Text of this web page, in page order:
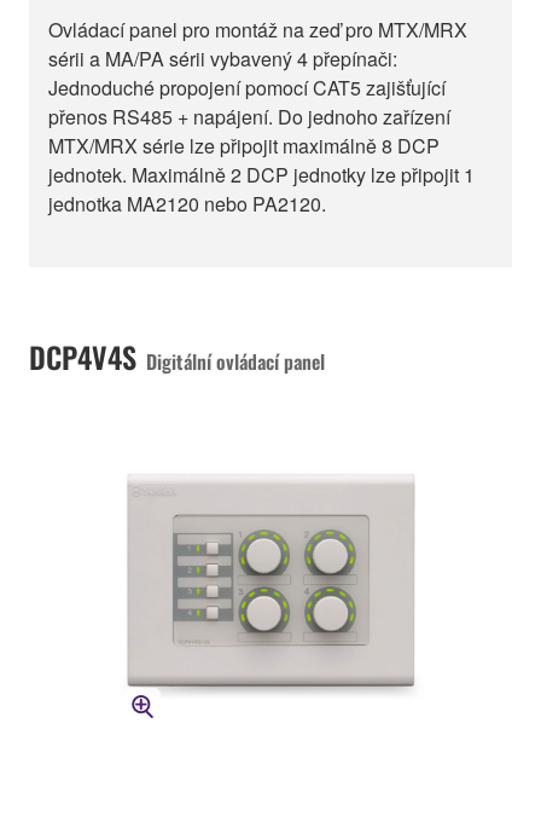
Ovládací panel pro montáž na zeď pro MTX/MRX
sérii a MA/PA sérii vybavený 4 přepínači:
Jednoduché propojení pomocí CAT5 zajišťující
přenos RS485 + napájení. Do jednoho zařízení
MTX/MRX série lze připojit maximálně 8 DCP
jednotek. Maximálně 2 DCP jednotky lze připojit 1
jednotka MA2120 nebo PA2120.
DCP4V4S Digitální ovládací panel